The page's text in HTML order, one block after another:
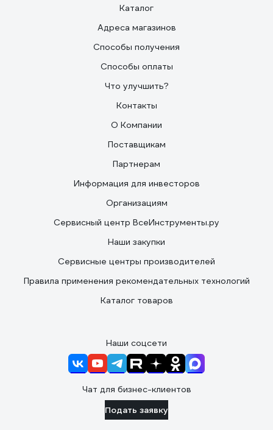
Каталог
Адреса магазинов
Способы получения
Способы оплаты
Что улучшить?
Контакты
О Компании
Поставщикам
Партнерам
Информация для инвесторов
Организациям
Сервисный центр ВсеИнструменты.ру
Наши закупки
Сервисные центры производителей
Правила применения рекомендательных технологий
Каталог товаров
Наши соцсети
Чат для бизнес-клиентов
Подать заявку